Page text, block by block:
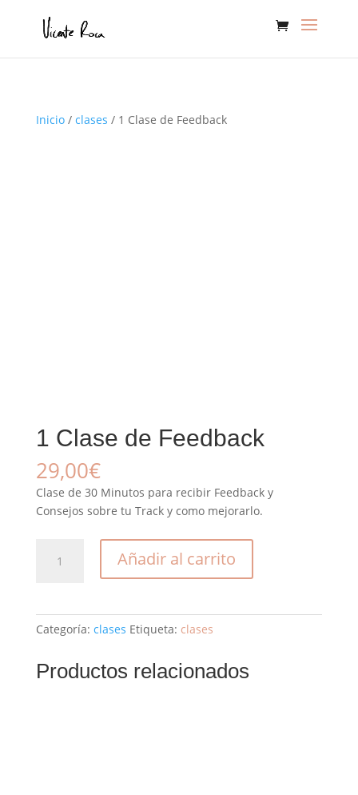
Inicio/ clases / 1 Clase de Feedback
1 Clase de Feedback
29,00€
Clase de 30 Minutos para recibir Feedback y
Consejos sobre tu Track y como mejorarlo.
Clase
cantidad
Añadir al carrito
Categoría: clases Etiqueta: clases
Productos relacionados